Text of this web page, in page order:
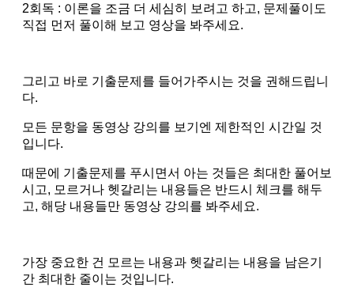
2회독 : 이론을 조금 더 세심히 보려고 하고, 문제풀이도
직접 먼저 풀이해 보고 영상을 봐주세요.
그리고 바로 기출문제를 들어가주시는 것을 권해드립니
다.
모든 문항을 동영상 강의를 보기엔 제한적인 시간일 것
입니다.
때문에 기출문제를 푸시면서 아는 것들은 최대한 풀어보
시고, 모르거나 헷갈리는 내용들은 반드시 체크를 해두
고, 해당 내용들만 동영상 강의를 봐주세요.
가장 중요한 건 모르는 내용과 헷갈리는 내용을 남은기
간 최대한 줄이는 것입니다.